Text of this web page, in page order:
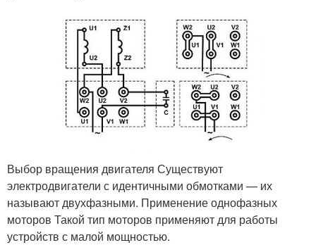
Выбор вращения двигателя Существуют
электродвигатели с идентичными обмотками — их
называют двухфазными. Применение однофазных
моторов Такой тип моторов применяют для работы
устройств с малой мощностью.